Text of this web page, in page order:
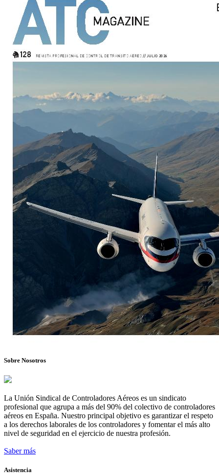
Sobre Nosotros
La Unión Sindical de Controladores Aéreos es un sindicato
profesional que agrupa a más del 90% del colectivo de controladores
aéreos en España. Nuestro principal objetivo es garantizar el respeto
a los derechos laborales de los controladores y fomentar el más alto
nivel de seguridad en el ejercicio de nuestra profesión.
Saber más
Asistencia